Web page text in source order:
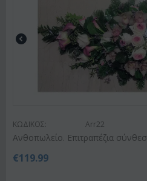
ΚΩΔΙΚΟΣ: Arr22
Ανθοπωλείο. Επιτραπέζια
€119.99